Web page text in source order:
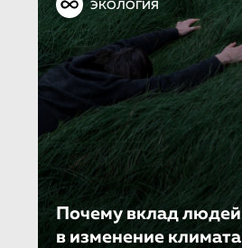
ЭКОЛОГИЯ
Почему вклад людей
в изменение климата